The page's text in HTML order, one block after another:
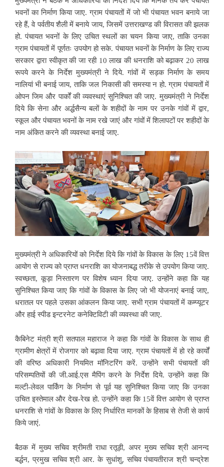
भवनों का निर्माण किया जाए. ग्राम पंचायतों में जो भी पंचायत भवन बनाये जा
रहे हैं, वे पर्वतीय शैली में बनाये जाय, जिसमें उत्तराखण्ड की विरासत की झलक
हो. पंचायत भवनों के लिए उचित स्थलों का चयन किया जाए, ताकि उनका
ग्राम पंचायतों में पूर्णतः उपयोग हो सके. पंचायत भवनों के निर्माण के लिए राज्य
सरकार द्वारा स्वीकृत की जा रही 10 लाख की धनराशि को बढ़ाकर 20 लाख
रूपये करने के निर्देश मुख्यमंत्री ने दिये. गांवों में सड़क निर्माण के समय
नालियां भी बनाई जाय, ताकि जल निकासी की समस्या न हो. ग्राम पंचायतों में
ओपन जिम और पार्कों की व्यवस्थाएं सुनिश्चित की जाए. मुख्यमंत्री ने निर्देश
दिये कि सेना और अर्द्धसैन्य बलों के शहीदों के नाम पर उनके गांवों में द्वार,
स्कूल और पंचायत भवनों के नाम रखे जाएं और गांवों में शिलापटों पर शहीदों के
नाम अंकित करने की व्यवस्था बनाई जाए.
मुख्यमंत्री ने अधिकारियों को निर्देश दिये कि गांवों के विकास के लिए 15वें वित्त
आयोग से राज्य को प्राप्त धनराशि का योजनाबद्ध तरीके से उपयोग किया जाए.
स्वच्छता, कूड़ा निस्तारण पर विशेष ध्यान दिया जाए. उन्होंने कहा कि यह
सुनिश्चित किया जाए कि गांवों के विकास के लिए जो भी योजनाएं बनाई जाए,
धरातल पर पहले उसका आंकलन किया जाए. सभी ग्राम पंचायतों में कम्प्यूटर
और हाई स्पीड इन्टरनेट कनेक्टिविटी की व्यवस्था की जाए.
कैबिनेट मंत्री श्री सतपाल महाराज ने कहा कि गांवों के विकास के साथ ही
ग्रामीण क्षेत्रों में रोजगार को बढ़ावा दिया जाए. ग्राम पंचायतों में हो रहे कार्यों
की वरिष्ठ अधिकारी नियमित मॉनिटरिंग करें. उन्होंने सभी पंचायतों की
परिसम्पतियों की जी.आई.एस मैपिंग करने के निर्देश दिये. उन्होंने कहा कि
मल्टी-लेवल पार्किंग के निर्माण से पूर्व यह सुनिश्चित किया जाए कि उनका
उचित इस्तेमाल और देख-रेख हो. उन्होंने कहा कि 15वें वित्त आयोग से प्राप्त
धनराशि से गांवों के विकास के लिए निर्धारित मानकों के हिसाब से तेजी से कार्य
किये जाएं.
बैठक में मुख्य सचिव श्रीमती राधा रतूड़ी, अपर मुख्य सचिव श्री आनन्द
बर्द्धन, प्रमुख सचिव श्री आर. के सुधांशु, सचिव पंचायतीराज श्री चन्द्रेश